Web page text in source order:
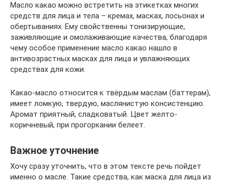
Масло какао можно встретить на этикетках многих
средств для лица и тела – кремах, масках, лосьонах и
обертываниях. Ему свойственны тонизирующие,
заживляющие и омолаживающие качества, благодаря
чему особое применение масло какао нашло в
антивозрастных масках для лица и увлажняющих
средствах для кожи.
Какао-масло относится к твёрдым маслам (баттерам),
имеет ломкую, твердую, маслянистую консистенцию.
Аромат приятный, сладковатый. Цвет желто-
коричневый, при прогоркании белеет.
Важное уточнение
Хочу сразу уточнить, что в этом тексте речь пойдет
именно о масле. Такие средства, как маска для лица из